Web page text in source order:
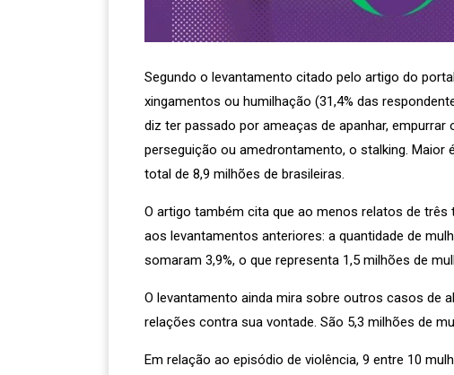
Segundo o levantamento citado pelo artigo do
xingamentos ou humilhação (31,4% das
diz ter passado por ameaças de apanhar,
perseguição ou amedrontamento, o stalking. Maior
total de 8,9 milhões de brasileiras.
O artigo também cita que ao menos relatos de
aos levantamentos anteriores: a quantidade de
somaram 3,9%, o que representa 1,5 milhões de
O levantamento ainda mira sobre outros casos de
relações contra sua vontade. São 5,3 milhões de
Em relação ao episódio de violência, 9 entre 10